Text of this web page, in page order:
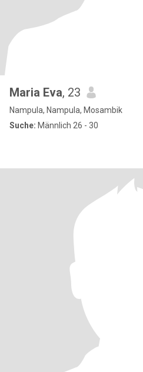
Maria Eva, 23
Nampula, Nampula, Mosambik
Suche: Männlich 26 - 30